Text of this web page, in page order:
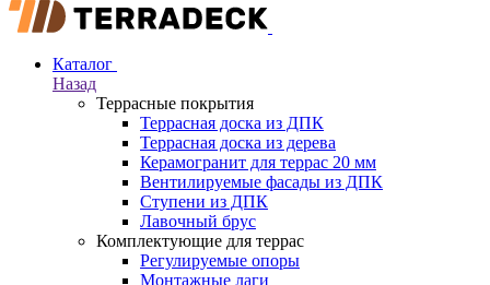
Каталог
Назад
Террасные покрытия
Террасная доска из ДПК
Террасная доска из дерева
Керамогранит для террас 20 мм
Вентилируемые фасады из ДПК
Ступени из ДПК
Лавочный брус
Комплектующие для террас
Регулируемые опоры
Монтажные лаги